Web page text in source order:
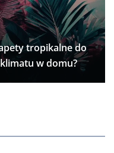
tropikalne do
w domu?